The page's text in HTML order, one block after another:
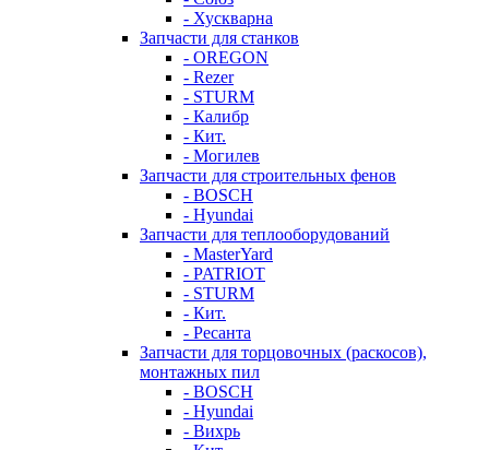
- Хускварна
Запчасти для станков
- OREGON
- Rezer
- STURM
- Калибр
- Кит.
- Могилев
Запчасти для строительных фенов
- BOSCH
- Hyundai
Запчасти для теплооборудований
- MasterYard
- PATRIOT
- STURM
- Кит.
- Ресанта
Запчасти для торцовочных (раскосов),
монтажных пил
- BOSCH
- Hyundai
- Вихрь